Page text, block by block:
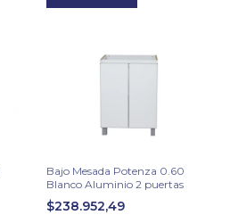
Bajo Mesada Potenza 0.60
Blanco Aluminio 2 puertas
$238.952,49